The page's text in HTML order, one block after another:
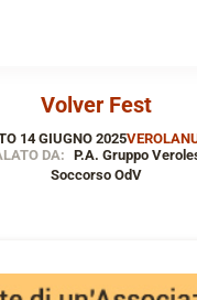
Volver Fest
14 GIUGNO 2025
DA: P.A. Gruppo
Soccorso OdV